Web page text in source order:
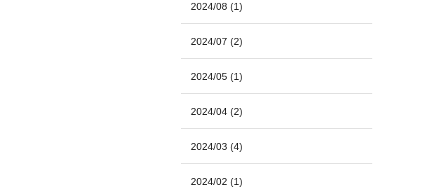
2024/08 (1)
2024/07 (2)
2024/05 (1)
2024/04 (2)
2024/03 (4)
2024/02 (1)